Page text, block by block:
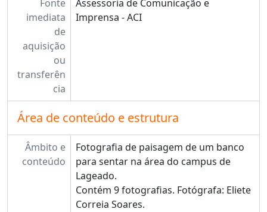
Fonte
imediata
de
aquisição
ou
transferên
cia
Assessoria de Comunicação e
Imprensa - ACI
Área de conteúdo e estrutura
Âmbito e
conteúdo
Fotografia de paisagem de um banco
para sentar na área do campus de
Lageado.
Contém 9 fotografias. Fotógrafa: Eliete
Correia Soares.